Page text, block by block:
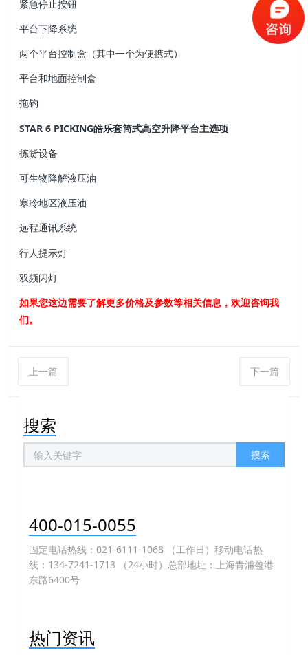
紧急停止按钮
平台下降系统
两个平台控制盒（其中一个为便携式）
平台和地面控制盒
拖钩
STAR 6 PICKING皓乐套筒式高空升降平台主选项
拣货设备
可生物降解液压油
寒冷地区液压油
远程通讯系统
行人提示灯
双频闪灯
如果您这边需要了解更多价格及参数等相关信息，欢迎咨询我
们。
上一篇 下一篇
搜索
搜索
400-015-0055
固定电话热线：021-6111-1068 （工作日）移动电话热
线：134-7241-1713 （24小时）总部地址：上海青浦盈港
东路6400号
热门资讯